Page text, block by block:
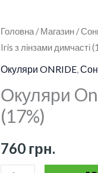
Головна /Магазин /
Iris з лінзами димчасті
Окуляри ONRIDE
Окуляри
(17%)
760 грн.
Окуляри
Onride
Iris
лінзами
димчасті
кількість